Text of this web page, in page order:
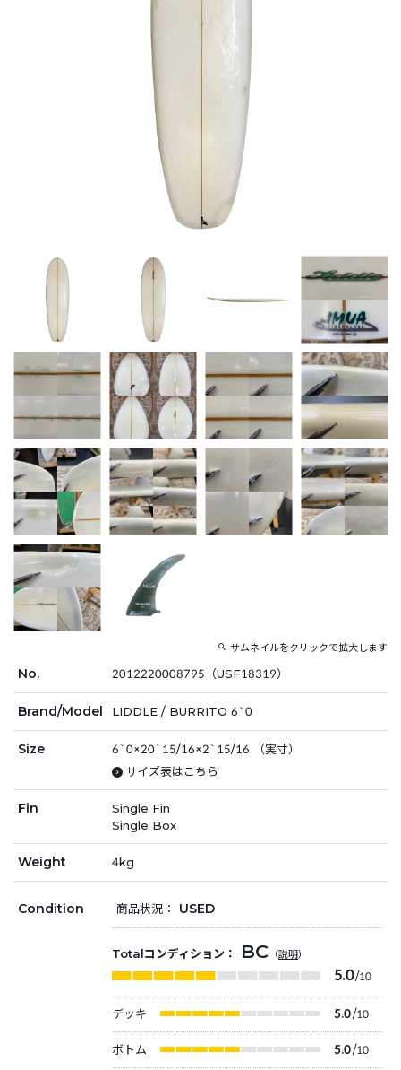
サムネイルをクリックで拡大します
No. 2012220008795（USF18319）
Brand/Model LIDDLE / BURRITO 6`0
Size
6`0×20`15/16×2`15/16 （実寸）
サイズ表はこちら
Fin
Single Fin
Single Box
Weight 4kg
Condition 商品状況： USED
Totalコンディション： BC （説明）
5.0/10
デッキ 5.0/10
ボトム 5.0/10